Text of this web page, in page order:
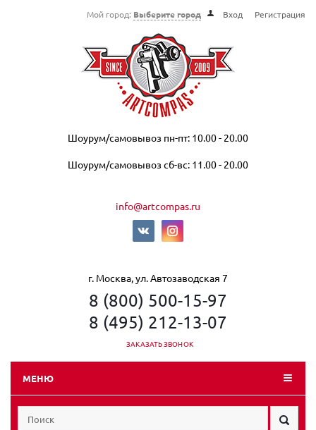
Мой город: Выберите город Вход Регистрация
Шоурум/самовывоз пн-пт: 10.00 - 20.00
Шоурум/самовывоз сб-вс: 11.00 - 20.00
info@artcompas.ru
г. Москва, ул. Автозаводская 7
8 (800) 500-15-97
8 (495) 212-13-07
ЗАКАЗАТЬ ЗВОНОК
МЕНЮ